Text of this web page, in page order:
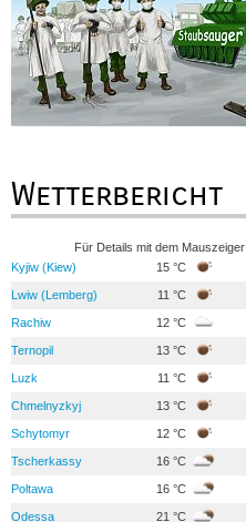
Wetterbericht
Für Details mit dem
Kyjiw (Kiew)
15 °C
Lwiw (Lemberg) 11 °C
Rachiw 12 °C
Ternopil 13 °C
Luzk 11 °C
Chmelnyzkyj 13 °C
Schytomyr 12 °C
Tscherkassy 16 °C
Poltawa 16 °C
Odessa 21 °C